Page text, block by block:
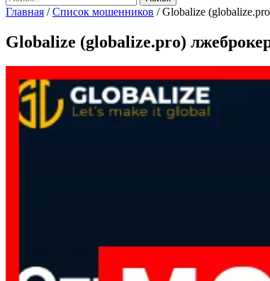
Главная /Список мошенников /Globalize
Globalize (globalize.pro)